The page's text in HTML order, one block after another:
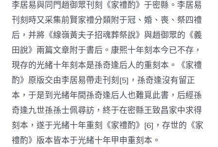
李居易與同門趙御眾刊刻《家禮酌》于密縣。李居易
刊刻時又采集前賢家禮分類附于冠、婚、喪、祭四禮
后，并將《線嶺黃夫子招魂葬祭說》與趙御眾的《義
田說》兩篇文章附于書后。康熙十年刻本今已不存，
現存的光緒十年刻本是孫奇逢后人的重刻本。《家禮
酌》原版交由李居易帶走刊刻[5]，孫奇逢沒有留正
本，于是到光緒年間孫奇逢后人也難覓此書，后經孫
奇逢九世孫孫士佩尋訪，終于在密縣王致昌家中求得
刻本，遂于光緒十年重刻《家禮酌》[6]，存世的《家
禮酌》版本皆本于光緒十年甲申重刻本。